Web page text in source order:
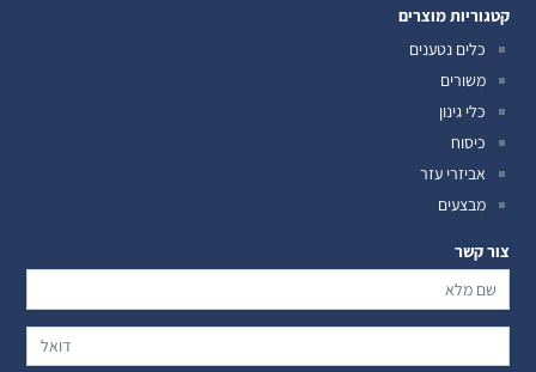
קטגוריות מוצרים
כלים נטענים
משורים
כלי גינון
כיסוח
אביזרי עזר
מבצעים
צור קשר